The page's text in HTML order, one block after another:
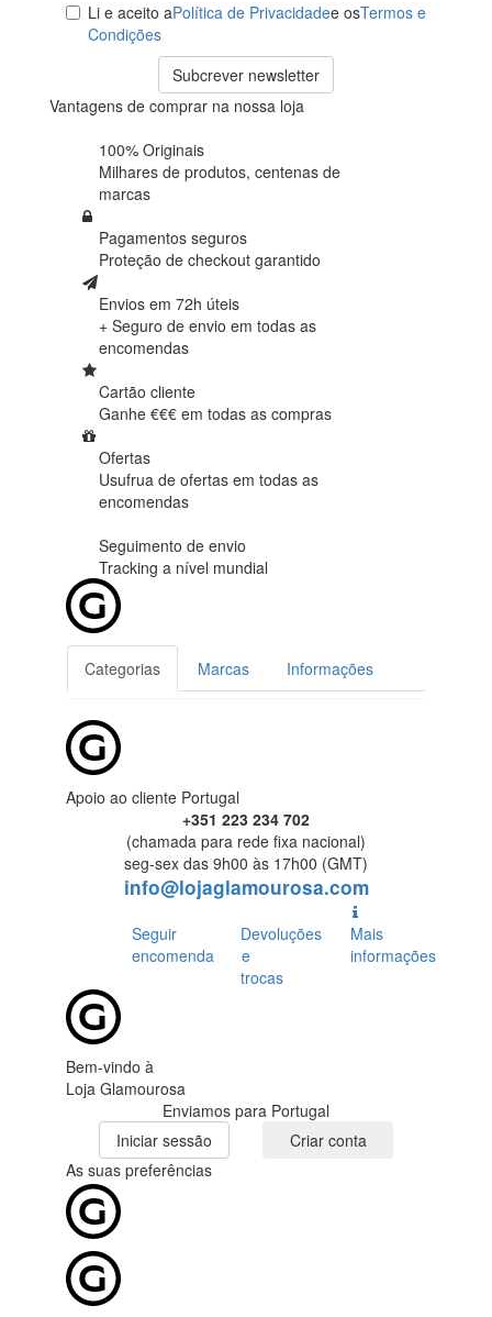
Li e aceito aPolítica de Privacidadee osTermos e
Condições
Subcrever newsletter
Vantagens de comprar na nossa loja
100% Originais
Milhares de produtos, centenas de
marcas
Pagamentos seguros
Proteção de checkout garantido
Envios em 72h úteis
+ Seguro de envio em todas as
encomendas
Cartão cliente
Ganhe €€€ em todas as compras
Ofertas
Usufrua de ofertas em todas as
encomendas
Seguimento de envio
Tracking a nível mundial
Categorias Marcas Informações
Apoio ao cliente Portugal
+351 223 234 702
(chamada para rede fixa nacional)
seg-sex das 9h00 às 17h00 (GMT)
info@lojaglamourosa.com
Seguir
encomenda
Devoluções
e
trocas
Mais
informações
Bem-vindo à
Loja Glamourosa
Enviamos para Portugal
Iniciar sessão
Criar conta
As suas preferências